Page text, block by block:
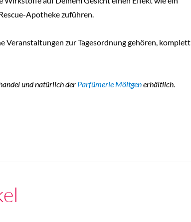
Apotheke zuführen.
Veranstaltungen zur Tagesordnung gehören, komplett
und natürlich der Parfümerie Möltgenerhältlich.